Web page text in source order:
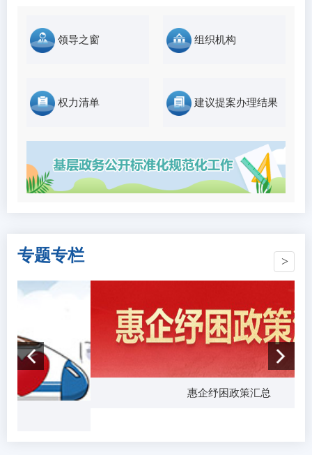
领导之窗 组织机构
权力清单 建议提案办理结果
专题专栏
惠企纾困政策汇总